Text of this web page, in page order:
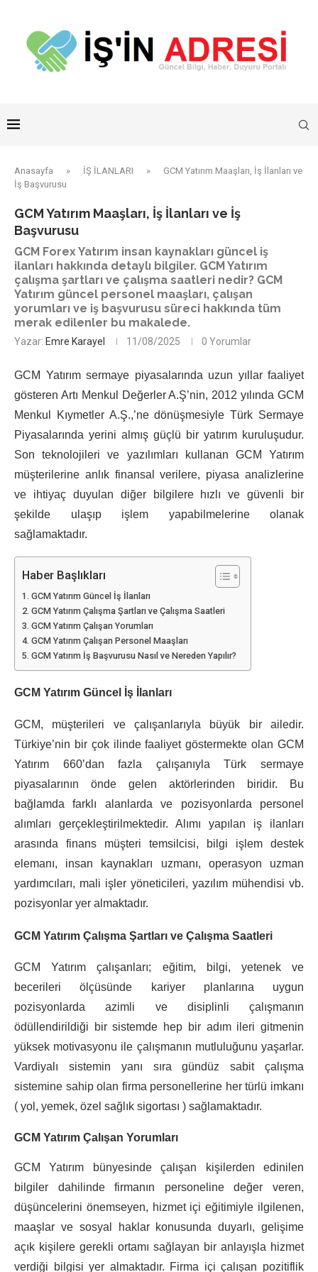
Anasayfa » İŞ İLANLARI »
GCM Yatırım Maaşları, İş İlanları ve
İş Başvurusu
GCM Yatırım Maaşları, İş İlanları ve İş
Başvurusu
GCM Forex Yatırım insan kaynakları güncel iş
ilanları hakkında detaylı bilgiler. GCM Yatırım
çalışma şartları ve çalışma saatleri nedir? GCM
Yatırım güncel personel maaşları, çalışan
yorumları ve iş başvurusu süreci hakkında tüm
merak edilenler bu makalede.
Yazar: Emre Karayel 11/08/2025 0 Yorumlar
GCM Yatırım sermaye piyasalarında uzun yıllar faaliyet
gösteren Artı Menkul Değerler A.Ş’nin, 2012 yılında GCM
Menkul Kıymetler A.Ş.,’ne dönüşmesiyle Türk Sermaye
Piyasalarında yerini almış güçlü bir yatırım kuruluşudur.
Son teknolojileri ve yazılımları kullanan GCM Yatırım
müşterilerine anlık finansal verilere, piyasa analizlerine
ve ihtiyaç duyulan diğer bilgilere hızlı ve güvenli bir
şekilde ulaşıp işlem yapabilmelerine olanak
sağlamaktadır.
Haber Başlıkları
GCM Yatırım Güncel İş İlanları
GCM Yatırım Çalışma Şartları ve Çalışma Saatleri
GCM Yatırım Çalışan Yorumları
GCM Yatırım Çalışan Personel Maaşları
GCM Yatırım İş Başvurusu Nasıl ve Nereden Yapılır?
GCM Yatırım Güncel İş İlanları
GCM, müşterileri ve çalışanlarıyla büyük bir ailedir.
Türkiye’nin bir çok ilinde faaliyet göstermekte olan GCM
Yatırım 660’dan fazla çalışanıyla Türk sermaye
piyasalarının önde gelen aktörlerinden biridir. Bu
bağlamda farklı alanlarda ve pozisyonlarda personel
alımları gerçekleştirilmektedir. Alımı yapılan iş ilanları
arasında finans müşteri temsilcisi, bilgi işlem destek
elemanı, insan kaynakları uzmanı, operasyon uzman
yardımcıları, mali işler yöneticileri, yazılım mühendisi vb.
pozisyonlar yer almaktadır.
GCM Yatırım Çalışma Şartları ve Çalışma Saatleri
GCM Yatırım çalışanları; eğitim, bilgi, yetenek ve
becerileri ölçüsünde kariyer planlarına uygun
pozisyonlarda azimli ve disiplinli çalışmanın
ödüllendirildiği bir sistemde hep bir adım ileri gitmenin
yüksek motivasyonu ile çalışmanın mutluluğunu yaşarlar.
Vardiyalı sistemin yanı sıra gündüz sabit çalışma
sistemine sahip olan firma personellerine her türlü imkanı
( yol, yemek, özel sağlık sigortası ) sağlamaktadır.
GCM Yatırım Çalışan Yorumları
GCM Yatırım bünyesinde çalışan kişilerden edinilen
bilgiler dahilinde firmanın personeline değer veren,
düşüncelerini önemseyen, hizmet içi eğitimiyle ilgilenen,
maaşlar ve sosyal haklar konusunda duyarlı, gelişime
açık kişilere gerekli ortamı sağlayan bir anlayışla hizmet
verdiği bilgisi yer almaktadır. Firma içi çalışan pozitiflik